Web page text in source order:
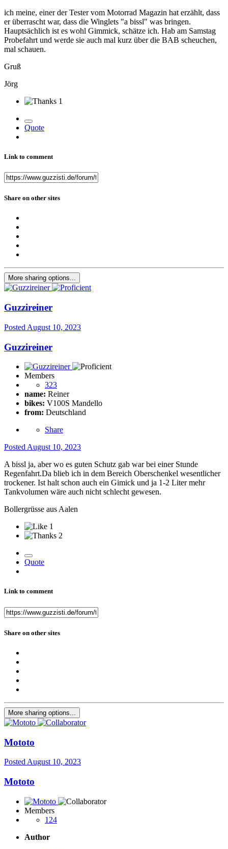
ich meine, einer der Tester vom Motorrad Magazin hat erzählt, dass
er überrascht war, dass die Winglets "a bissl" was bringen.
Hauptsächlich ist es wohl Gimmick, schätze ich. Hab am Samstag
Probefahrt und werde sie auch mal kurz über die BAB scheuchen,
mal schauen.
Gruß
Jörg
1
Quote
Link to comment
Share on other sites
More sharing options...
Guzzireiner
Posted August 10, 2023
Guzzireiner
Members
323
name: Reiner
bikes: V100S Mandello
from: Deutschland
Share
Posted August 10, 2023
A bissl ja, aber wo es guten Schutz gab war bei einer Stunde
Regenfahrt.Da blieb ich in dem Bereich Oberschenkel wesentlicher
trockener. Ist halt schon auch ein Gimick und ja 1-2 Liter mehr
Tankvolumen wäre auch nicht schlecht gewesen.
Bollergrüsse aus Aalen
1
2
Quote
Link to comment
Share on other sites
More sharing options...
Mototo
Posted August 10, 2023
Mototo
Members
124
Author